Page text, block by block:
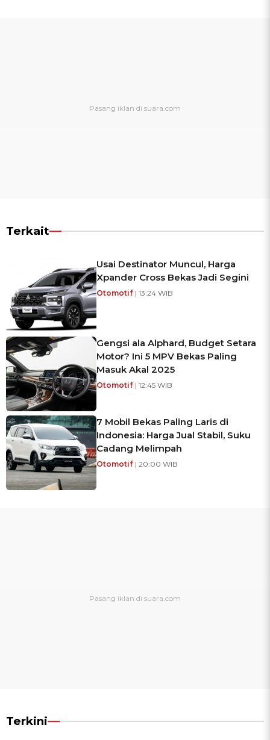
Terkait
Usai Destinator Muncul, Harga
Xpander Cross Bekas Jadi Segini
Otomotif | 13:24 WIB
Gengsi ala Alphard, Budget Setara
Motor? Ini 5 MPV Bekas Paling
Masuk Akal 2025
Otomotif | 12:45 WIB
7 Mobil Bekas Paling Laris di
Indonesia: Harga Jual Stabil, Suku
Cadang Melimpah
Otomotif | 20:00 WIB
Terkini